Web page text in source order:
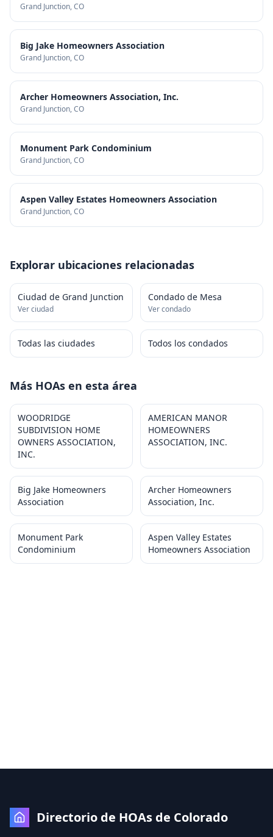
Grand Junction, CO
Big Jake Homeowners Association
Grand Junction, CO
Archer Homeowners Association, Inc.
Grand Junction, CO
Monument Park Condominium
Grand Junction, CO
Aspen Valley Estates Homeowners Association
Grand Junction, CO
Explorar ubicaciones relacionadas
Ciudad de Grand Junction
Ver ciudad
Condado de Mesa
Ver condado
Todas las ciudades Todos los condados
Más HOAs en esta área
WOODRIDGE
SUBDIVISION HOME
OWNERS ASSOCIATION,
INC.
AMERICAN MANOR
HOMEOWNERS
ASSOCIATION, INC.
Big Jake Homeowners
Association
Archer Homeowners
Association, Inc.
Monument Park
Condominium
Aspen Valley Estates
Homeowners Association
Directorio de HOAs de Colorado